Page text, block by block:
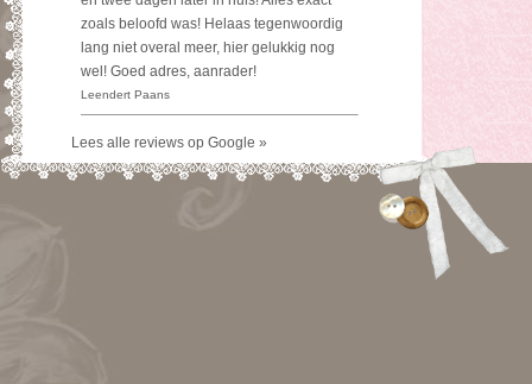
Lees alle reviews op Google »